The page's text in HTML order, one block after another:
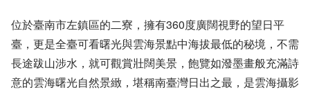
位於臺南市左鎮區的二寮，擁有360度廣闊視野的望日平
臺，更是全臺可看曙光與雲海景點中海拔最低的秘境，不需
長途跋山涉水，就可觀賞壯闊美景，飽覽如潑墨畫般充滿詩
意的雲海曙光自然景緻，堪稱南臺灣日出之最，是雲海攝影